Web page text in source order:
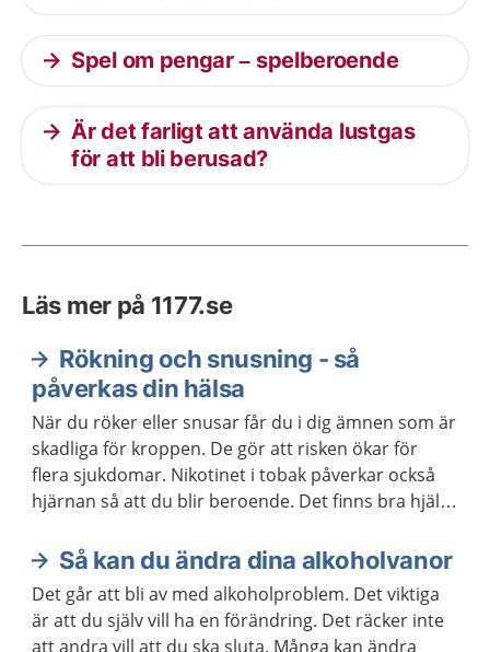
Spel om pengar – spelberoende
Är det farligt att använda lustgas
för att bli berusad?
Läs mer på 1177.se
Rökning och snusning - så
påverkas din hälsa
När du röker eller snusar får du i dig ämnen som är
skadliga för kroppen. De gör att risken ökar för
flera sjukdomar. Nikotinet i tobak påverkar också
hjärnan så att du blir beroende. Det finns bra hjälp
Så kan du ändra dina alkoholvanor
Det går att bli av med alkoholproblem. Det viktiga
är att du själv vill ha en förändring. Det räcker inte
att andra vill att du ska sluta. Många kan ändra